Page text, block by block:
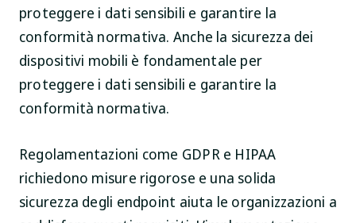
proteggere i dati sensibili e garantire la
conformità normativa. Anche la sicurezza dei
dispositivi mobili è fondamentale per
proteggere i dati sensibili e garantire la
conformità normativa.
Regolamentazioni come GDPR e HIPAA
richiedono misure rigorose e una solida
sicurezza degli endpoint aiuta le organizzazioni a